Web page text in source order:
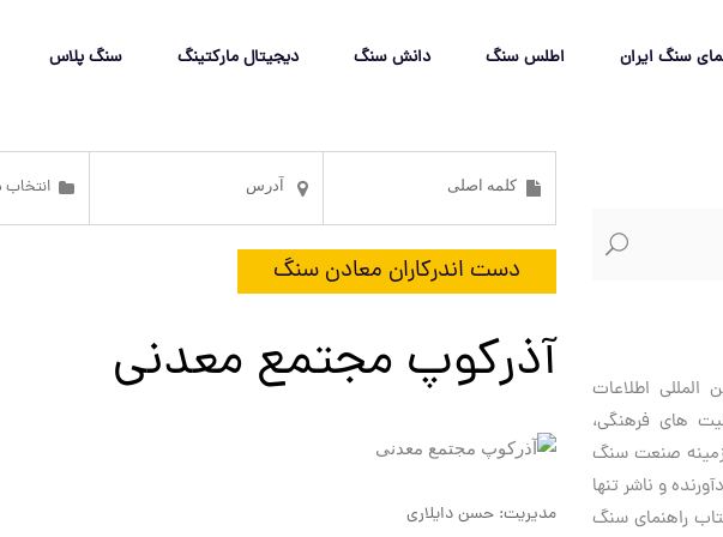
سنگ ایران اطلس سنگ دانش سنگ دیجیتال مارکتینگ سنگ پلاس
دست اندرکاران معادن سنگ
آذرکوپ مجتمع معدنی
مدیریت: حسن دایلاری
اطلاعات
1375 وارد فعالیت های فرهنگی،
زمینه صنعت سنگ
و ناشر تنها
راهنمای سنگ